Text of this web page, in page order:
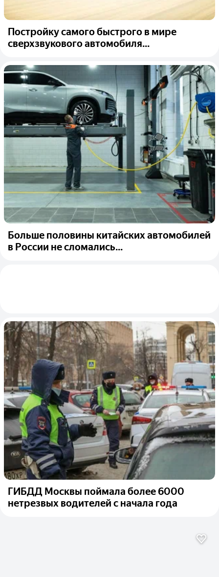
​​Постройку самого быстрого в мире
сверхзвукового автомобиля...
Больше половины китайских автомобилей
в России не сломались...
ГИБДД Москвы поймала более 6000
нетрезвых водителей с начала года